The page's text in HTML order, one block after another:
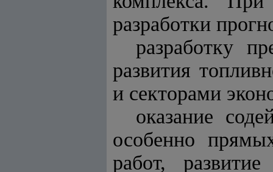
разработки
разработку
развития
и секторами
оказание
особенно
работ, развитие